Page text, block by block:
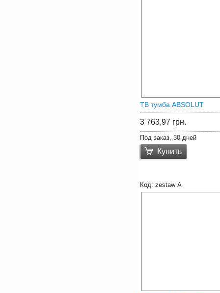
ТВ тумба ABSOLUT
3 763,97 грн.
Под заказ, 30 дней
Купить
zestaw А